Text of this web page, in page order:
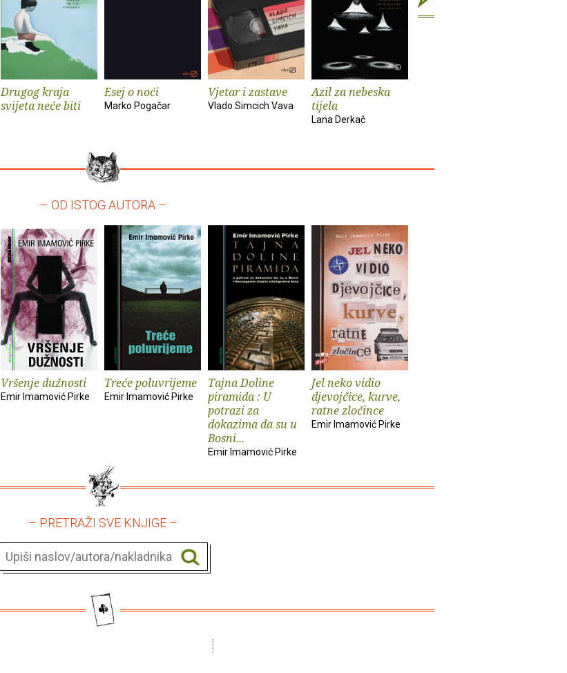
Drugog kraja
svijeta neće biti
Esej o noći
Marko Pogačar
Vjetar i zastave
Vlado Simcich Vava
Azil za nebeska
tijela
Lana Derkač
– OD ISTOG AUTORA –
Vršenje dužnosti
Emir Imamović Pirke
Treće poluvrijeme
Emir Imamović Pirke
Tajna Doline
piramida : U
potrazi za
dokazima da su u
Bosni...
Emir Imamović Pirke
Jel neko vidio
djevojčice, kurve,
ratne zločince
Emir Imamović Pirke
– PRETRAŽI SVE KNJIGE –